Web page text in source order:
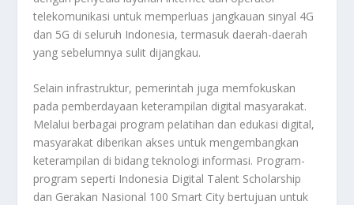
telekomunikasi untuk memperluas jangkauan sinyal 4G
dan 5G di seluruh Indonesia, termasuk daerah-daerah
yang sebelumnya sulit dijangkau.
Selain infrastruktur, pemerintah juga memfokuskan
pada pemberdayaan keterampilan digital masyarakat.
Melalui berbagai program pelatihan dan edukasi digital,
masyarakat diberikan akses untuk mengembangkan
keterampilan di bidang teknologi informasi. Program-
program seperti Indonesia Digital Talent Scholarship
dan Gerakan Nasional 100 Smart City bertujuan untuk